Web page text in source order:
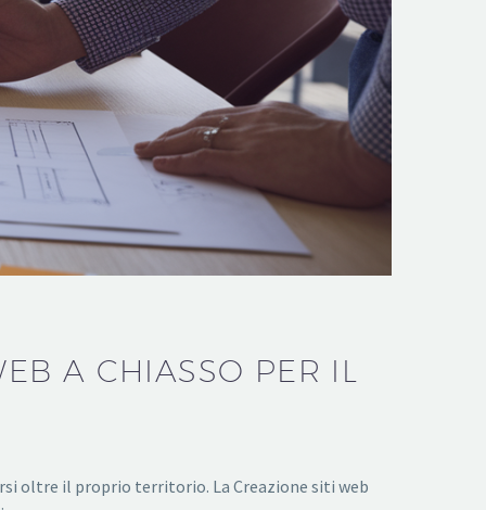
A CHIASSO PER IL
oltre il proprio territorio. La Creazione siti web